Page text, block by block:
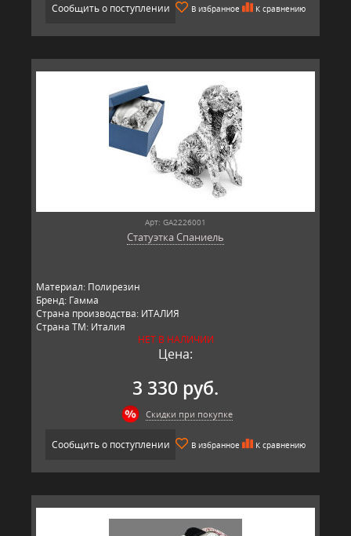
Сообщить о поступлении В избранное К сравнению
Арт: GA2226001
Статуэтка Спаниель
Материал: Полирезин
Бренд: Гамма
Страна производства: ИТАЛИЯ
Страна ТМ: Италия
НЕТ В НАЛИЧИИ
Цена:
3 330 руб.
Скидки при покупке
Сообщить о поступлении В избранное К сравнению